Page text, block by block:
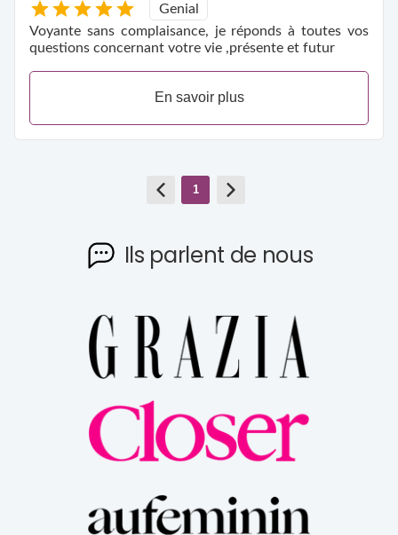
Genial
Voyante sans complaisance, je réponds à toutes vos
questions concernant votre vie ,présente et futur
En savoir plus
1
Ils parlent de nous